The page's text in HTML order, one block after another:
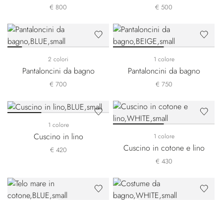
€ 800 € 500
2 colori
Pantaloncini da bagno
€ 700
1 colore
Pantaloncini da bagno
€ 750
1 colore
Cuscino in lino
€ 420
1 colore
Cuscino in cotone e lino
€ 430